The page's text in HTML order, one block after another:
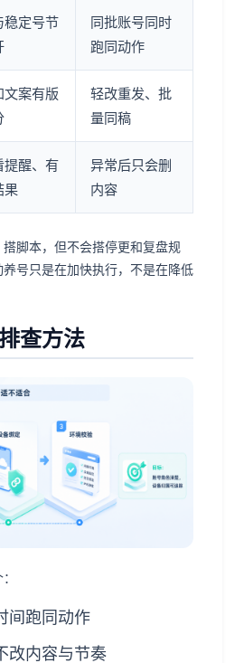
稳定号节
同批账号同时
跑同动作
文案有版
轻改重发、批
量同稿
提醒、有
果
异常后只会删
内容
脚本，但不会搭停更和复盘规
号只是在加快执行，不是在降低
查方法
间跑同动作
改内容与节奏